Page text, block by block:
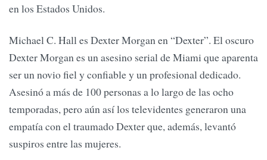
en los Estados Unidos.
Michael C. Hall es Dexter Morgan en “Dexter”. El oscuro
Dexter Morgan es un asesino serial de Miami que aparenta
ser un novio fiel y confiable y un profesional dedicado.
Asesinó a más de 100 personas a lo largo de las ocho
temporadas, pero aún así los televidentes generaron una
empatía con el traumado Dexter que, además, levantó
suspiros entre las mujeres.